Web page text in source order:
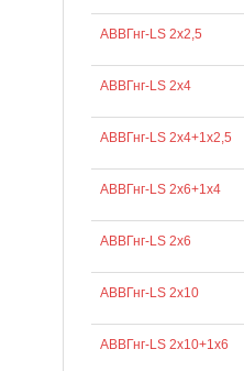
АВВГнг-LS 2х2,5
АВВГнг-LS 2х4
АВВГнг-LS 2х4+1х2,5
АВВГнг-LS 2х6+1х4
АВВГнг-LS 2х6
АВВГнг-LS 2х10
АВВГнг-LS 2х10+1х6